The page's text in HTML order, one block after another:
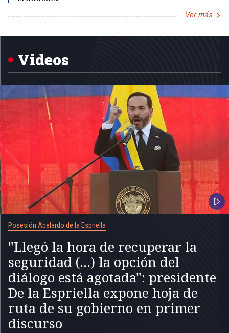
Ver más
Videos
Posesión Abelardo de la Espriella
"Llegó la hora de recuperar la
seguridad (...) la opción del
diálogo está agotada": presidente
De la Espriella expone hoja de
ruta de su gobierno en primer
discurso